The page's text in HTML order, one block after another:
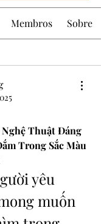
Membros Sobre
Nghệ Thuật Đáng
Trong Sắc Màu
yêu
muốn